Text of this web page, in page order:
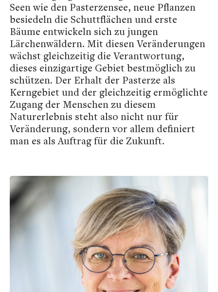
Seen wie den Pasterzensee, neue Pflanzen
besiedeln die Schuttflächen und erste
Bäume entwickeln sich zu jungen
Lärchenwäldern. Mit diesen Veränderungen
wächst gleichzeitig die Verantwortung,
dieses einzigartige Gebiet bestmöglich zu
schützen. Der Erhalt der Pasterze als
Kerngebiet und der gleichzeitig ermöglichte
Zugang der Menschen zu diesem
Naturerlebnis steht also nicht nur für
Veränderung, sondern vor allem definiert
man es als Auftrag für die Zukunft.